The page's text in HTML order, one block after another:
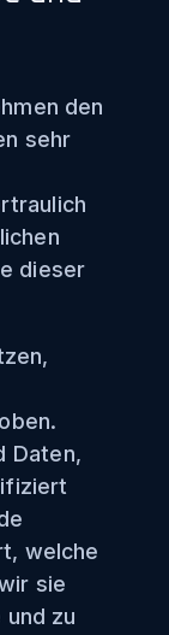
den
sehr
dieser
Daten,
welche
sie
zu